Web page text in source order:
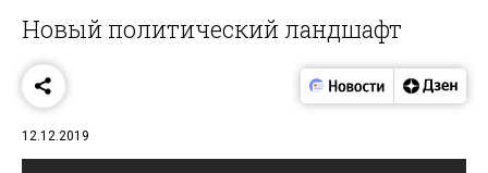
Новый политический ландшафт
12.12.2019